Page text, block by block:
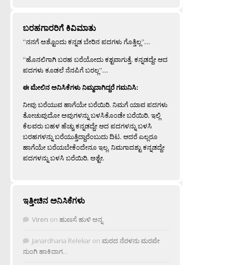
ಬರಹಗಾರರಿಗೆ ಕಿವಿಮಾತು
“ನನಗೆ ಅಶ್ಟೊಂದು ಕನ್ನಡ ಬೇರಿನ ಪದಗಳು ಗೊತ್ತಿಲ್ಲ”…
“ಹೊನಲಿಗಾಗಿ ಬರಹ ಬರೆಯೋದು ಕಶ್ಟವಾಗುತ್ತೆ. ಕನ್ನಡದ್ದೇ ಆದ
ಪದಗಳು ಕೂಡಲೆ ನೆನಪಿಗೆ ಬರಲ್ಲ”…
ಈ ಮೇಲಿನ ಅನಿಸಿಕೆಗಳು ನಿಮ್ಮದಾಗಿದ್ದರೆ ಗಮನಿಸಿ:
ನೀವು ಬರೆಯುವ ಹಾಗೆಯೇ ಬರೆಯಿರಿ. ನಿಮಗೆ ಯಾವ ಪದಗಳು
ತೋಚುವುದೋ ಅವುಗಳನ್ನು ಬಳಸಿಕೊಂಡೇ ಬರೆಯಿರಿ. ಇಲ್ಲಿ
ಕೆಲವರು ಬಹಳ ಹೆಚ್ಚು ಕನ್ನಡದ್ದೇ ಆದ ಪದಗಳನ್ನು ಬಳಸಿ
ಬರಹಗಳನ್ನು ಬರೆಯುತ್ತಿದ್ದಾರೆಂಬುದು ದಿಟ. ಆದರೆ ಎಲ್ಲರೂ
ಹಾಗೆಯೇ ಬರೆಯಬೇಕೆಂದೇನೂ ಇಲ್ಲ. ನಿಮಗಾದಶ್ಟು ಕನ್ನಡದ್ದೇ
ಪದಗಳನ್ನು ಬಳಸಿ ಬರೆಯಿರಿ, ಅಶ್ಟೇ.
ಇತ್ತೀಚಿನ ಅನಿಸಿಕೆಗಳು
Viren on ಹುಣಸೆ ಹುಳಿ ಅನ್ನ
Janardhana Relekar on ಮರದ ನೆರಳನು ಮರವೇ
ನುಂಗಿ ಹಾಕಿದಾಗ…